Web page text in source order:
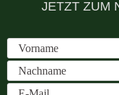
JETZT ZUM